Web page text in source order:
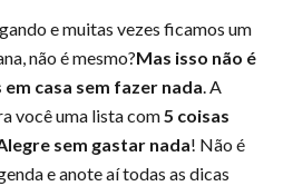
e muitas vezes ficamos um
não é mesmo?Mas isso não é
casa sem fazer nada. A
você uma lista com5 coisas
sem gastar nada! Não é
e anote aí todas as dicas